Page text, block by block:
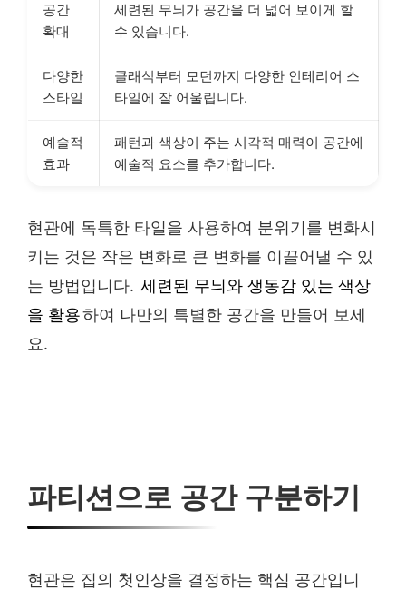
공간
확대
세련된 무늬가 공간을 더 넓어 보이게 할
수 있습니다.
다양한
스타일
클래식부터 모던까지 다양한 인테리어 스
타일에 잘 어울립니다.
예술적
효과
패턴과 색상이 주는 시각적 매력이 공간에
예술적 요소를 추가합니다.
현관에 독특한 타일을 사용하여 분위기를 변화시
키는 것은 작은 변화로 큰 변화를 이끌어낼 수 있
는 방법입니다. 세련된 무늬와 생동감 있는 색상
을 활용하여 나만의 특별한 공간을 만들어 보세
요.
파티션으로 공간 구분하기
현관은 집의 첫인상을 결정하는 핵심 공간입니